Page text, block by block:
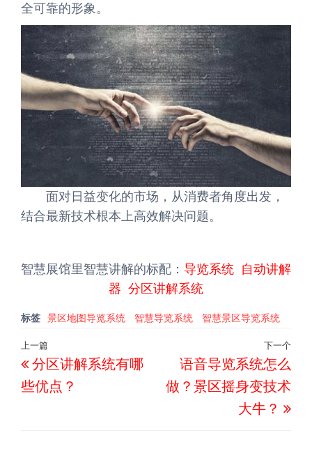
全可靠的形象。
面对日益变化的市场，从消费者角度出发，
结合最新技术根本上高效解决问题。
智慧展馆里智慧讲解的标配： 导览系统 自动讲解
器 分区讲解系统
标签 景区地图导览系统 智慧导览系统 智慧景区导览系统
文
章
导
上
一
篇
上一篇
分区讲解系统有哪
些优点？
下
一
下一个
语音导览系统怎么
做？景区摇身变技术
大牛？